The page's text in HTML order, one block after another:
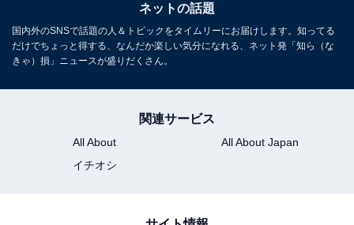
ネットの話題
国内外のSNSで話題の人＆トピックをタイムリーにお届けします。知ってる
だけでちょっと得する、なんだか楽しい気分になれる、ネット発「知ら（な
きゃ）損」ニュースが盛りだくさん。
関連サービス
All About
All About Japan
イチオシ